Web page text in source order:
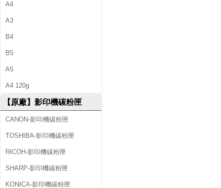
A4
A3
B4
B5
A5
A4 120g
【原廠】影印機碳粉匣
CANON-影印機碳粉匣
TOSHIBA-影印機碳粉匣
RICOH-影印機碳粉匣
SHARP-影印機碳粉匣
KONICA-影印機碳粉匣